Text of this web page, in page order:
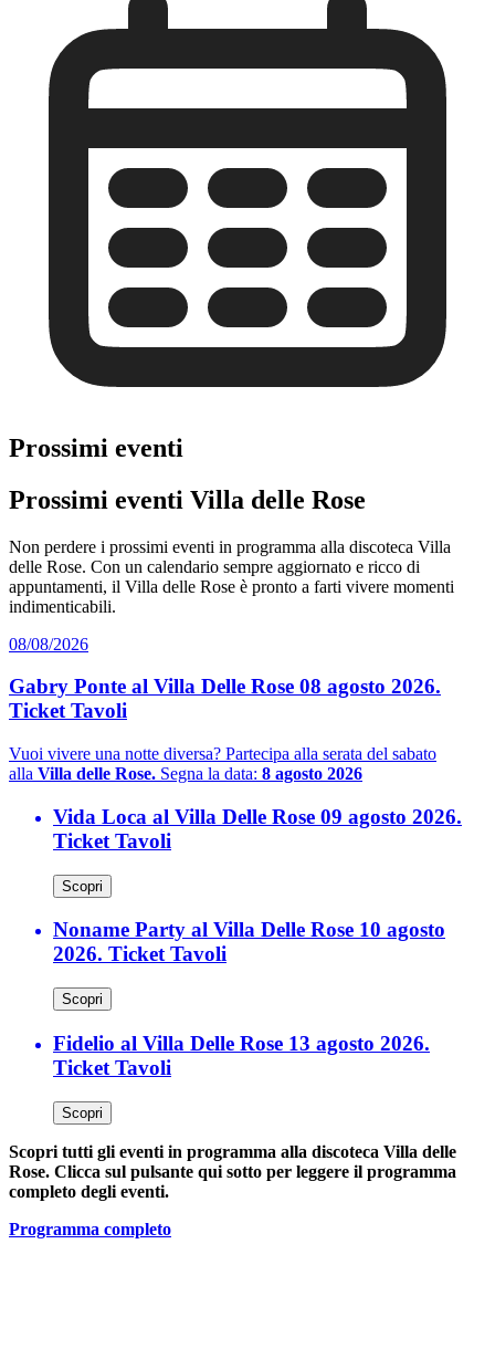
Prossimi eventi
Prossimi eventi Villa delle Rose
Non perdere i prossimi eventi in programma alla discoteca Villa
delle Rose. Con un calendario sempre aggiornato e ricco di
appuntamenti, il Villa delle Rose è pronto a farti vivere momenti
indimenticabili.
08/08/2026
Gabry Ponte al Villa Delle Rose 08 agosto 2026.
Ticket Tavoli
Vuoi vivere una notte diversa? Partecipa alla serata del sabato
alla Villa delle Rose. Segna la data: 8 agosto 2026
Vida Loca al Villa Delle Rose 09 agosto 2026.
Ticket Tavoli
Scopri
Noname Party al Villa Delle Rose 10 agosto
2026. Ticket Tavoli
Scopri
Fidelio al Villa Delle Rose 13 agosto 2026.
Ticket Tavoli
Scopri
Scopri tutti gli eventi in programma alla discoteca Villa delle
Rose. Clicca sul pulsante qui sotto per leggere il programma
completo degli eventi.
Programma completo